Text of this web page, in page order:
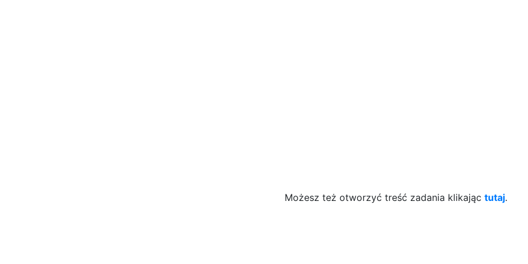
Możesz też otworzyć treść zadania klikając tutaj.